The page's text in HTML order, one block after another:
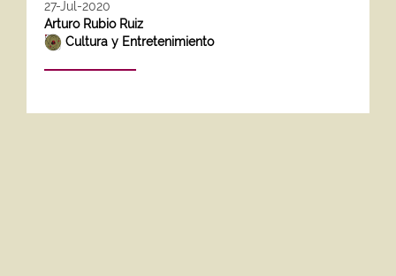
27-Jul-2020
Arturo Rubio Ruiz
Cultura y Entretenimiento